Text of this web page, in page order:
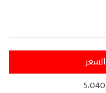
السعر
5،040